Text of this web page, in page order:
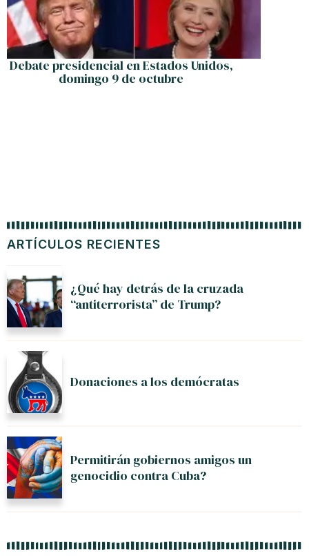
ARTÍCULOS RECIENTES
¿Qué hay detrás de la cruzada
“antiterrorista” de Trump?
Donaciones a los demócratas
Permitirán gobiernos amigos un
genocidio contra Cuba?
Debate presidencial en Estados Unidos,
domingo 9 de octubre